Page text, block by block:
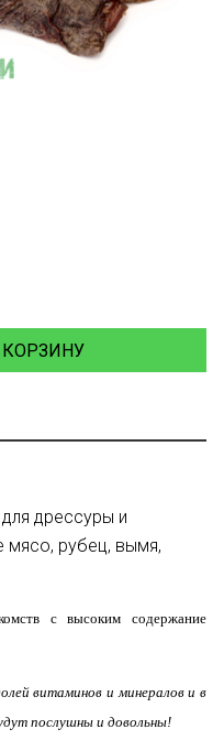
КОРЗИНУ
дрессуры и
мясо, рубец, вымя,
с высоким содержание
витаминов и минералов и в
послушны и довольны!